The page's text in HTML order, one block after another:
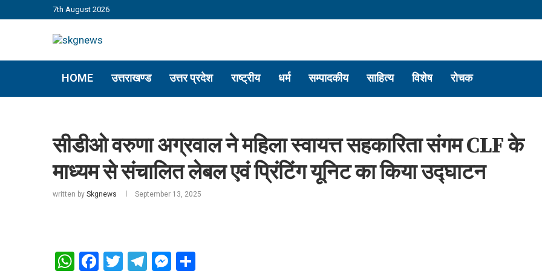
7th August 2026
HOME उत्तराखण्ड उत्तर प्रदेश राष्ट्रीय धर्म सम्पादकीय साहित्य विशेष रोचक
सीडीओ वरुणा अग्रवाल ने महिला स्वायत्त सहकारिता संगम CLF के
माध्यम से संचालित लेबल एवं प्रिंटिंग यूनिट का किया उद्घाटन
written by Skgnews September 13, 2025
WhatsApp
Facebook
Twitter
Telegram
Messenger